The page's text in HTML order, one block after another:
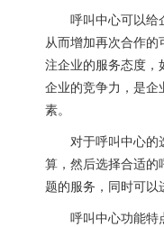
呼叫中心可以给企
从而增加再次合作
注企业的服务态度，
企业的竞争力，是企
素。
对于呼叫中心的
算，然后选择合适的
题的服务，同时可以
呼叫中心功能特